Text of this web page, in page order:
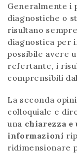
Generalmente i
diagnostiche o
risultano
diagnostica per
possibile avere
refertante, i
comprensibili
La seconda
colloquiale e
una chiarezza e
informazioni
ridimensionare